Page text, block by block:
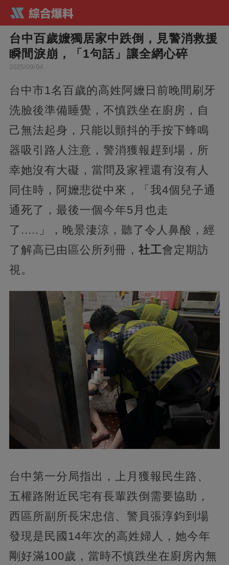
台中百歲嬤獨居家中跌倒，見警消救援
瞬間淚崩，「1句話」讓全網心碎
2025/09/04
台中市1名百歲的高姓阿嬤日前晚間刷牙
洗臉後準備睡覺，不慎跌坐在廚房，自
己無法起身，只能以顫抖的手按下蜂鳴
器吸引路人注意，警消獲報趕到場，所
幸她沒有大礙，當問及家裡還有沒有人
同住時，阿嬤悲從中來，「我4個兒子通
通死了，最後一個今年5月也走
了.....」，晚景淒涼，聽了令人鼻酸，經
了解高已由區公所列冊， 社工會定期訪
視。
台中第一分局指出，上月獲報民生路、
五權路附近民宅有長輩跌倒需要協助，
西區所副所長宋忠信、警員張淳鈞到場
發現是民國14年次的高姓婦人，她今年
剛好滿100歲，當時不慎跌坐在廚房內無